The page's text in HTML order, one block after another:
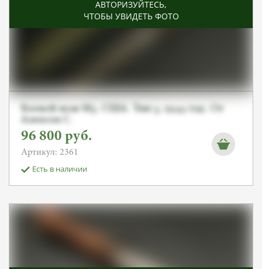
АВТОРИЗУЙТЕСЬ,
ЧТОБЫ УВИДЕТЬ ФОТО
Боевой нож М3. США. Тип 3, 1944 год. От
Алексея С.
96 800 руб.
Артикул: 2361
Есть в наличии